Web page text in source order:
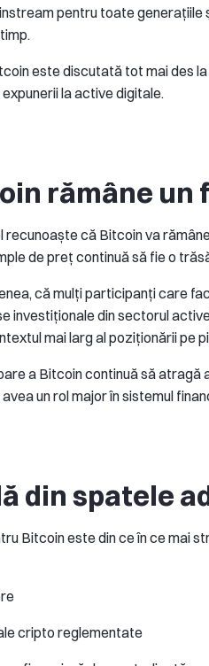
pentru toate generațiile
este discutată tot mai des
la active digitale.
rămâne un
că Bitcoin va
de preț continuă să fie o
că mulți participanți care
investiționale din sectorul
mai larg al poziționării pe
a Bitcoin continuă să
un rol major în sistemul
din spatele
Bitcoin este din ce în ce mai
cripto reglementate